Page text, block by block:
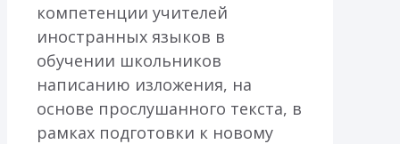
компетенции учителей
иностранных языков в
обучении школьников
написанию изложения, на
основе прослушанного текста, в
рамках подготовки к новому